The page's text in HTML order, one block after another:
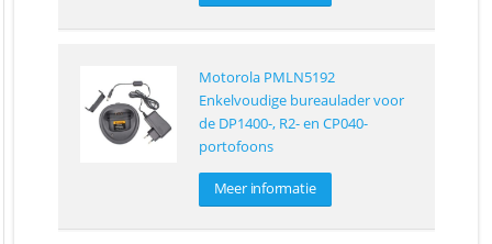
Motorola PMLN5192
Enkelvoudige bureaulader voor
de DP1400-, R2- en CP040-
portofoons
Meer informatie